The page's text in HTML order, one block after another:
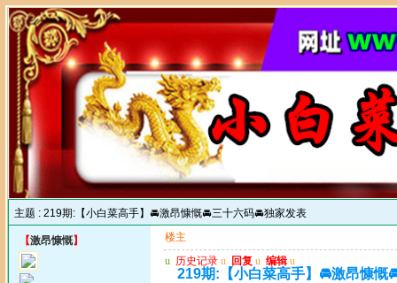
主题 : 219期:【小白菜高手】🚘激昂慷慨🚘三十六码🚘独家发表
【激昂慷慨】
楼主
u 历史记录 u 回复 u 编辑 u
219期:【小白菜高手】🚘激昂慷慨